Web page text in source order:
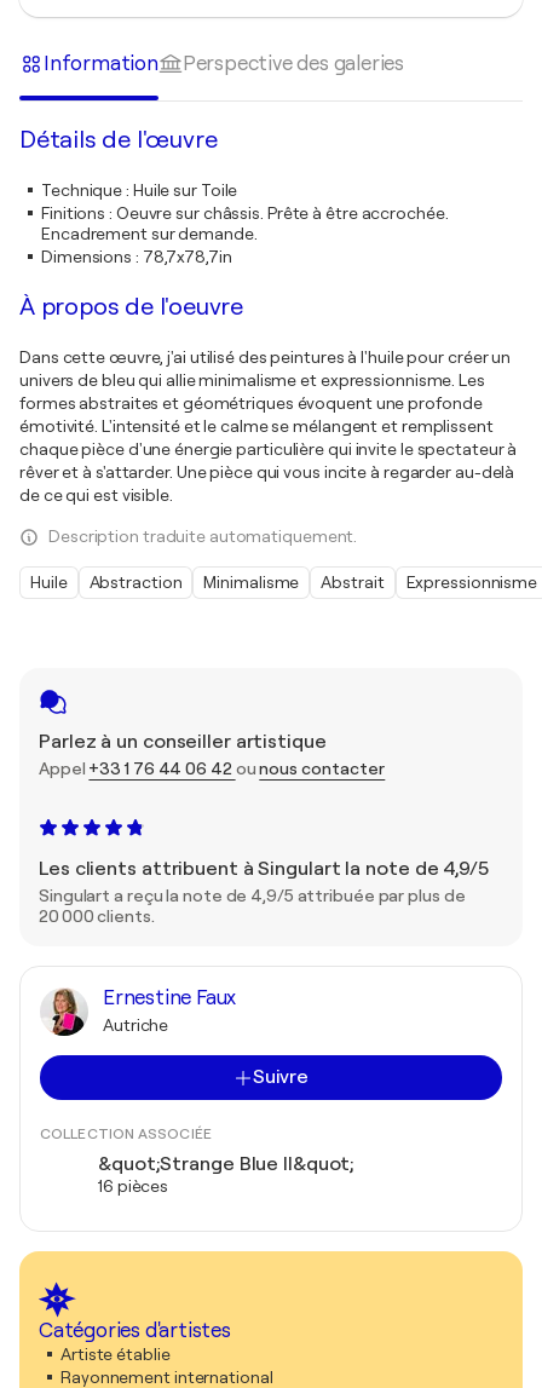
Parlez à un conseiller artistique
Appel +33 1 76 44 06 42 ounous contacter
Les clients attribuent à Singulart la note de 4,9/5
Singulart a reçu la note de 4,9/5 attribuée par plus de
20 000 clients.
Ernestine Faux
Autriche
Suivre
COLLECTION ASSOCIÉE
&quot;Strange Blue II&quot;
16 pièces
Catégories d'artistes
Artiste établie
Rayonnement international
Information Perspective des galeries
Détails de l'œuvre
Technique: Huile sur Toile
Finitions : Oeuvre sur châssis. Prête à être accrochée.
Encadrement sur demande.
Dimensions : 78,7x78,7in
À propos de l'oeuvre
Dans cette œuvre, j'ai utilisé des peintures à l'huile pour créer un
univers de bleu qui allie minimalisme et expressionnisme. Les
formes abstraites et géométriques évoquent une profonde
émotivité. L'intensité et le calme se mélangent et remplissent
chaque pièce d'une énergie particulière qui invite le spectateur à
rêver et à s'attarder. Une pièce qui vous incite à regarder au-delà
de ce qui est visible.
Description traduite automatiquement.
Huile Abstraction Minimalisme Abstrait Expressionnisme